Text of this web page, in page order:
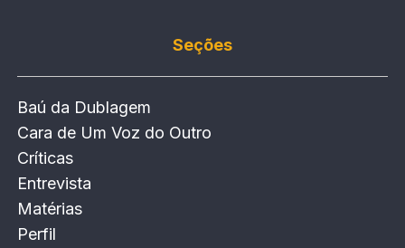
Seções
Baú da Dublagem
Cara de Um Voz do Outro
Críticas
Entrevista
Matérias
Perfil